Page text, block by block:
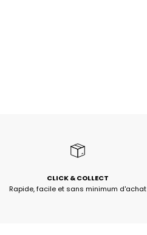
CLICK & COLLECT
Rapide, facile et sans minimum d'achat